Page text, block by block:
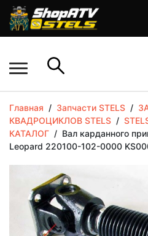
Главная / Запчасти STELS /
КВАДРОЦИКЛОВ STELS /
КАТАЛОГ / Вал карданного
Leopard 220100-102-0000